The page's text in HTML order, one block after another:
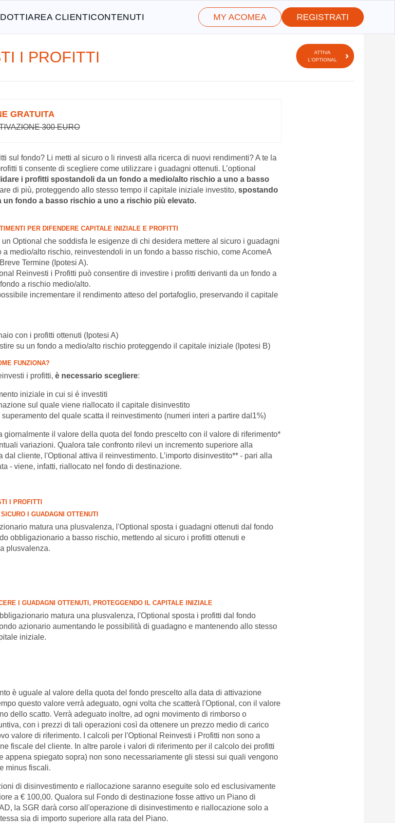
AREA CLIENTICONTENUTI MY ACOMEA REGISTRATI
I PROFITTI
ATTIVA
L'OPTIONAL
GRATUITA
300 EURO
sul fondo? Li metti al sicuro o li rinvesti alla ricerca di nuovi rendimenti? A te la
ti consente di scegliere come utilizzare i guadagni ottenuti. L’optional
i profitti spostandoli da un fondo a medio/alto rischio a uno a basso
di più, proteggendo allo stesso tempo il capitale iniziale investito, spostando
un fondo a basso rischio a uno a rischio più elevato.
PER DIFENDERE CAPITALE INIZIALE E PROFITTI
Optional che soddisfa le esigenze di chi desidera mettere al sicuro i guadagni
a medio/alto rischio, reinvestendoli in un fondo a basso rischio, come AcomeA
Termine (Ipotesi A).
Reinvesti i Profitti può consentire di investire i profitti derivanti da un fondo a
a rischio medio/alto.
incrementare il rendimento atteso del portafoglio, preservando il capitale
con i profitti ottenuti (Ipotesi A)
su un fondo a medio/alto rischio proteggendo il capitale iniziale (Ipotesi B)
FUNZIONA?
i profitti, è necessario scegliere:
iniziale in cui si é investiti
sul quale viene riallocato il capitale disinvestito
superamento del quale scatta il reinvestimento (numeri interi a partire dal1%)
giornalmente il valore della quota del fondo prescelto con il valore di riferimento*
variazioni. Qualora tale confronto rilevi un incremento superiore alla
dal cliente, l'Optional attiva il reinvestimento. L’importo disinvestito** - pari alla
- viene, infatti, riallocato nel fondo di destinazione.
I PROFITTI
I GUADAGNI OTTENUTI
matura una plusvalenza, l'Optional sposta i guadagni ottenuti dal fondo
obbligazionario a basso rischio, mettendo al sicuro i profitti ottenuti e
plusvalenza.
I GUADAGNI OTTENUTI, PROTEGGENDO IL CAPITALE INIZIALE
matura una plusvalenza, l'Optional sposta i profitti dal fondo
azionario aumentando le possibilità di guadagno e mantenendo allo stesso
iniziale.
è uguale al valore della quota del fondo prescelto alla data di attivazione
questo valore verrà adeguato, ogni volta che scatterà l'Optional, con il valore
dello scatto. Verrà adeguato inoltre, ad ogni movimento di rimborso o
con i prezzi di tali operazioni così da ottenere un prezzo medio di carico
valore di riferimento. I calcoli per l'Optional Reinvesti i Profitti non sono a
fiscale del cliente. In altre parole i valori di riferimento per il calcolo dei profitti
appena spiegato sopra) non sono necessariamente gli stessi sui quali vengono
minus fiscali.
di disinvestimento e riallocazione saranno eseguite solo ed esclusivamente
a € 100,00. Qualora sul Fondo di destinazione fosse attivo un Piano di
la SGR darà corso all'operazione di disinvestimento e riallocazione solo a
sia di importo superiore alla rata del Piano.